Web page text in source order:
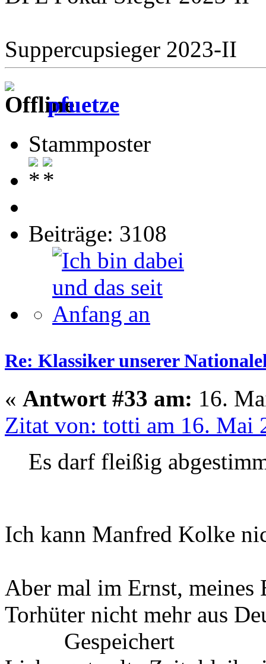
Suppercupsieger 2023-II
pfuetze
Stammposter
Beiträge: 3108
Re: Klassiker unserer
« Antwort #33 am: 16.
Zitat von: totti am 16. Mai
Es darf fleißig
Ich kann Manfred Kolke
Aber mal im Ernst, meines
Torhüter nicht mehr aus
Gespeichert